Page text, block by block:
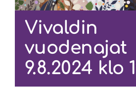
Vivaldin
vuodenajat
9.8.2024 klo